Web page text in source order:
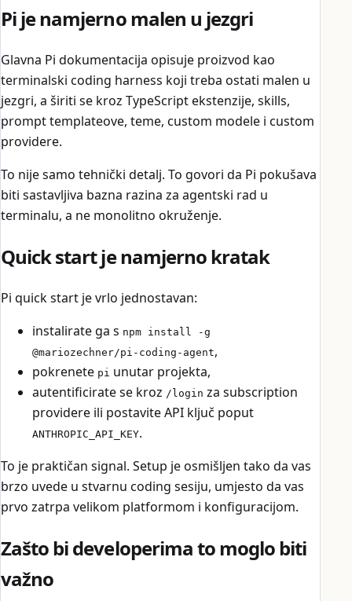
Pi je namjerno malen u jezgri
Glavna Pi dokumentacija opisuje proizvod kao
terminalski coding harness koji treba ostati malen u
jezgri, a širiti se kroz TypeScript ekstenzije, skills,
prompt templateove, teme, custom modele i custom
providere.
To nije samo tehnički detalj. To govori da Pi pokušava
biti sastavljiva bazna razina za agentski rad u
terminalu, a ne monolitno okruženje.
Quick start je namjerno kratak
Pi quick start je vrlo jednostavan:
instalirate ga s npm install -g
@mariozechner/pi-coding-agent,
pokrenete pi unutar projekta,
autentificirate se kroz /login za subscription
providere ili postavite API ključ poput
ANTHROPIC_API_KEY.
To je praktičan signal. Setup je osmišljen tako da vas
brzo uvede u stvarnu coding sesiju, umjesto da vas
prvo zatrpa velikom platformom i konfiguracijom.
Zašto bi developerima to moglo biti
važno